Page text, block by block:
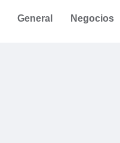
General Negocios